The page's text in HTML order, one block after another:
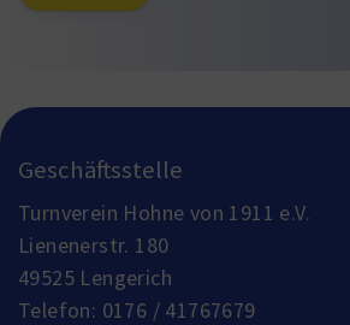
Geschäftsstelle
Turnverein Hohne von 1911 e.V.
Lienenerstr. 180
49525 Lengerich
Telefon: 0176 / 41767679